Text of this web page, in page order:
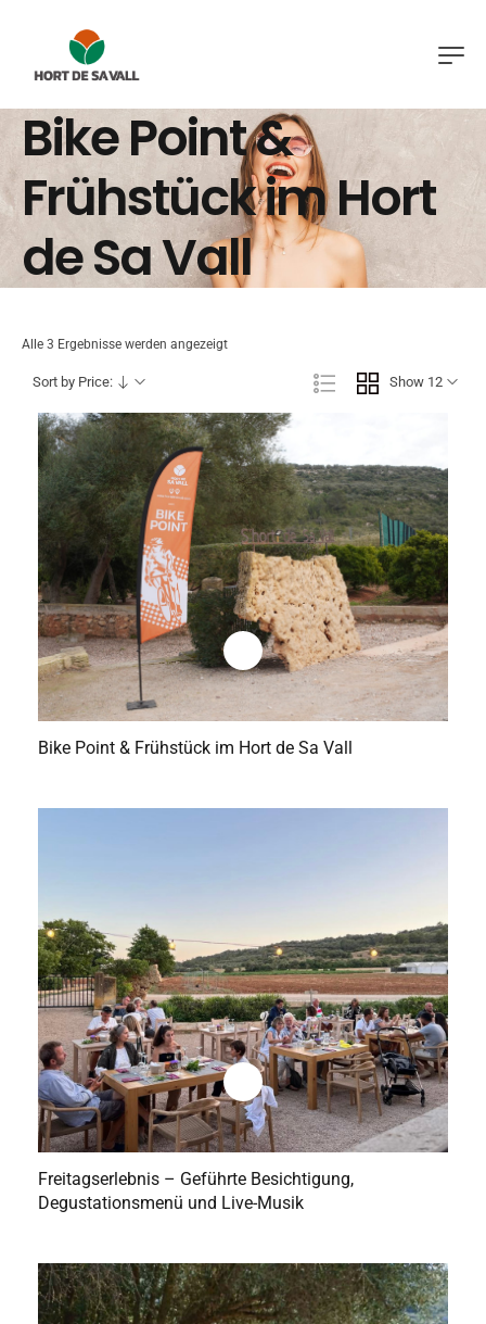
Bike Point &
Frühstück im Hort
de Sa Vall
Alle 3 Ergebnisse werden angezeigt
Show 12
Sort by Price:
Bike Point & Frühstück im Hort de Sa Vall
Freitagserlebnis – Geführte Besichtigung,
Degustationsmenü und Live-Musik